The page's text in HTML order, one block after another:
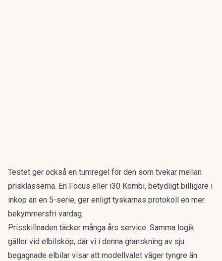
Testet ger också en tumregel för den som tvekar mellan
prisklasserna. En Focus eller i30 Kombi, betydligt billigare i
inköp än en 5-serie, ger enligt tyskarnas protokoll en mer
bekymmersfri vardag.
Prisskillnaden täcker många års service. Samma logik
gäller vid elbilsköp, där vi i denna granskning av sju
begagnade elbilar visar att modellvalet väger tyngre än